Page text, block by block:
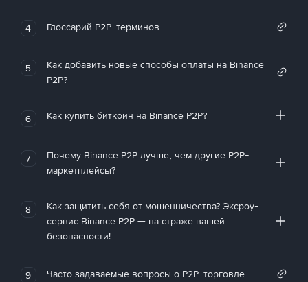
4 Глоссарий P2P-терминов
5
Как добавить новые способы оплаты на Binance
P2P?
6 Как купить биткоин на Binance P2P?
7
Почему Binance P2P лучше, чем другие P2P-
маркетплейсы?
8
Как защитить себя от мошенничества? Эксроу-
сервис Binance P2P — на страже вашей
безопасности!
9 Часто задаваемые вопросы о P2P-торговле